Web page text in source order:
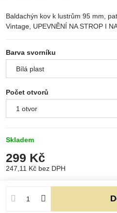
Baldachýn kov k lustrům 95 mm,
Vintage, UPEVNĚNÍ NA STROP I
Barva svorníku
Počet otvorů
Skladem
299 Kč
247,11 Kč bez DPH